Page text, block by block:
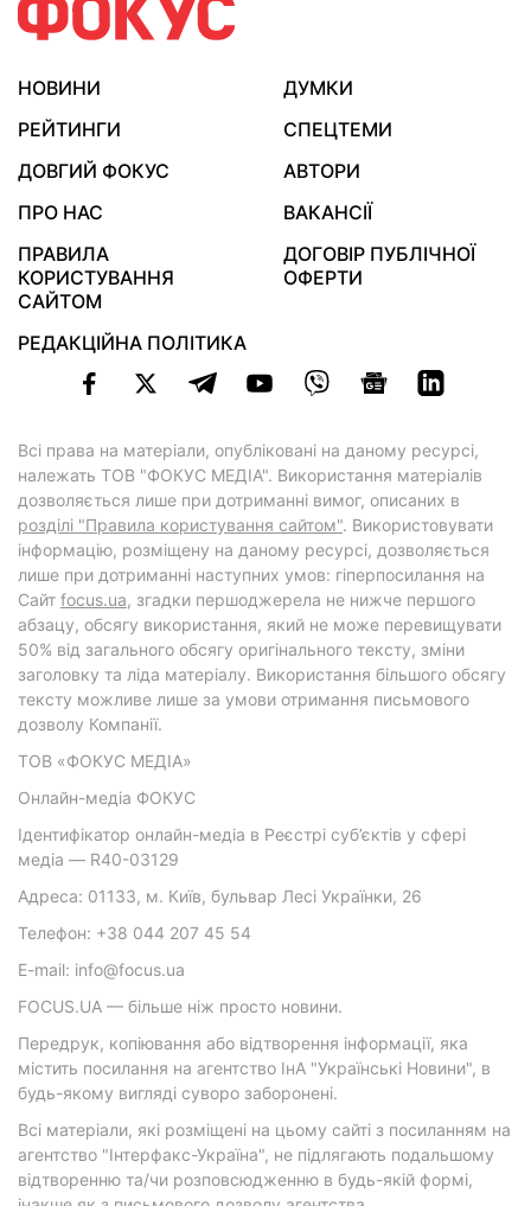
НОВИНИ
ДУМКИ
РЕЙТИНГИ
СПЕЦТЕМИ
ДОВГИЙ ФОКУС
АВТОРИ
ПРО НАС
ВАКАНСІЇ
ПРАВИЛА
КОРИСТУВАННЯ
САЙТОМ
ДОГОВІР ПУБЛІЧНОЇ
ОФЕРТИ
РЕДАКЦІЙНА ПОЛІТИКА
Всі права на матеріали, опубліковані на даному ресурсі,
належать ТОВ "ФОКУС МЕДІА". Використання матеріалів
дозволяється лише при дотриманні вимог, описаних в
розділі "Правила користування сайтом". Використовувати
інформацію, розміщену на даному ресурсі, дозволяється
лише при дотриманні наступних умов: гіперпосилання на
Cайт focus.ua, згадки першоджерела не нижче першого
абзацу, обсягу використання, який не може перевищувати
50% від загального обсягу оригінального тексту, зміни
заголовку та ліда матеріалу. Використання більшого обсягу
тексту можливе лише за умови отримання письмового
дозволу Компанії.
ТОВ «ФОКУС МЕДІА»
Онлайн-медіа ФОКУС
Ідентифікатор онлайн-медіа в Реєстрі суб’єктів у сфері
медіа — R40-03129
Адреса: 01133, м. Київ, бульвар Лесі Українки, 26
Телефон: +38 044 207 45 54
E-mail: info@focus.ua
FOCUS.UA — більше ніж просто новини.
Передрук, копіювання або відтворення інформації, яка
містить посилання на агентство ІнА "Українські Новини", в
будь-якому вигляді суворо заборонені.
Всі матеріали, які розміщені на цьому сайті з посиланням на
агентство "Інтерфакс-Україна", не підлягають подальшому
відтворенню та/чи розповсюдженню в будь-якій формі,